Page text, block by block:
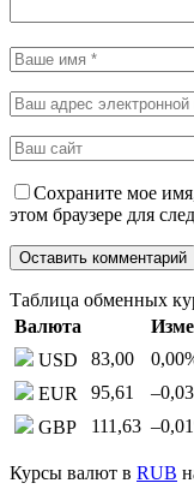
Сохраните мое
этом браузере для
Таблица обменных
Валюта
USD
83,00 0,00
EUR
95,61 –0,03
GBP
111,63 –0,01
Курсы валют в RUB